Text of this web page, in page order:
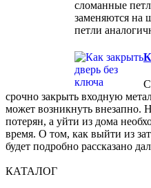
сломанные
заменяются на
петли
срочно закрыть входную
может возникнуть внезапно.
потерян, а уйти из дома
время. О том, как выйти из
будет подробно рассказано
КАТАЛОГ